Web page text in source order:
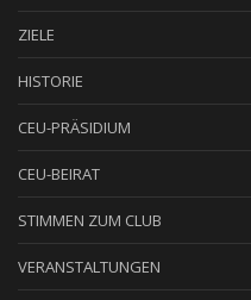
ZIELE
HISTORIE
CEU-PRÄSIDIUM
CEU-BEIRAT
STIMMEN ZUM CLUB
VERANSTALTUNGEN